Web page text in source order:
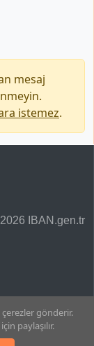
mesaj
istemez.
IBAN.gen.tr
gönderir.
paylaşılır.